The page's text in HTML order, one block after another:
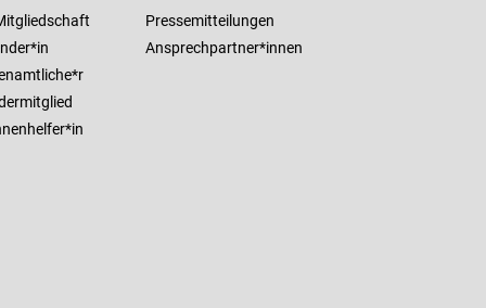
Pressemitteilungen
Ansprechpartner*innen